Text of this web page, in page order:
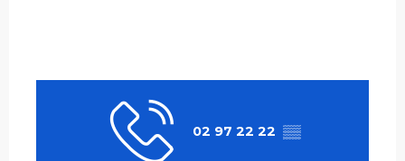
02 97 22 22 ▒▒